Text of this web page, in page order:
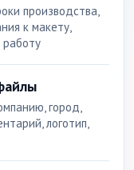
производства,
к макету,
работу
город,
логотип,